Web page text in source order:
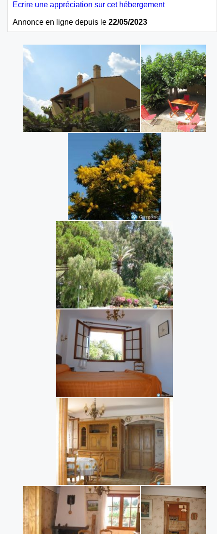
Ecrire une appréciation sur cet hébergement
Annonce en ligne depuis le 22/05/2023